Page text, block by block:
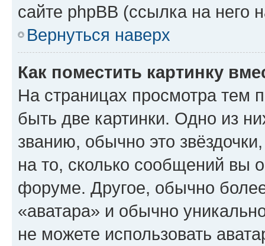
сайте phpBB (ссылка на него
Вернуться наверх
Как поместить картинку
На страницах просмотра тем
быть две картинки. Одно из
званию, обычно это
на то, сколько сообщений вы
форуме. Другое, обычно
«аватара» и обычно
не можете использовать